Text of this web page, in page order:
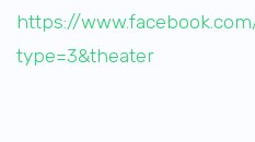
https://
type=3&theater